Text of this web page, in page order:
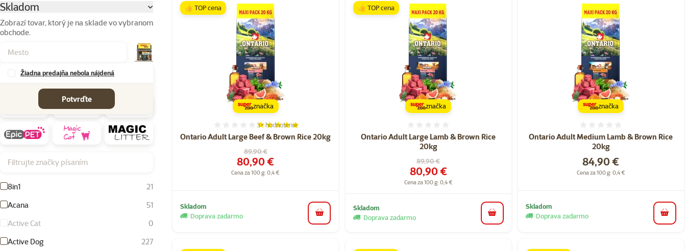
Parametrický filter
Skladom
Zobrazí tovar, ktorý je na sklade vo vybranom
obchode.
Žiadna predajňa nebola nájdená
Potvrďte
Filtrujte značky písaním
8in1
21
Acana
51
Active Cat
0
Active Dog
227
Ontario Adult Large Beef & Brown Rice 20kg
Hodnotenie 100%, počet hodnotení: 3
3× hodnotenie
Pôvodná cena
89,90 €
Cena
80,90 €
Cena za 100 g: 0,4 €
👍 TOP cena
značka
Skladom
Doprava zadarmo
do košíka
Ontario Adult Large Lamb & Brown Rice
20kg
Pôvodná cena
89,90 €
Cena
80,90 €
Cena za 100 g: 0,4 €
👍 TOP cena
značka
Skladom
Doprava zadarmo
do košíka
Ontario Adult Medium Lamb & Brown Rice
20kg
Cena
84,90 €
Cena za 100 g: 0,4 €
značka
Skladom
Doprava zadarmo
do